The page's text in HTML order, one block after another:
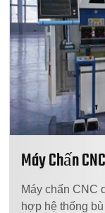
Máy Chấn
Máy chấn CNC
hợp hệ thống